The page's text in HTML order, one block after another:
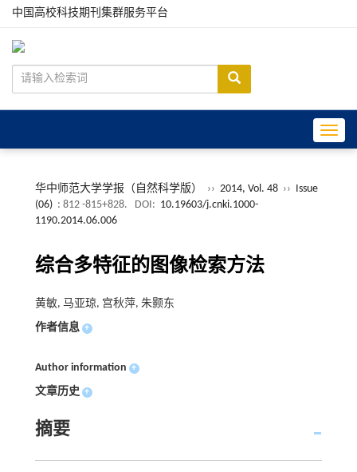
中国高校科技期刊集群服务平台
华中师范大学学报（自然科学版） ›› 2014, Vol. 48 ›› Issue
(06) : 812 -815+828. DOI: 10.19603/j.cnki.1000-
1190.2014.06.006
综合多特征的图像检索方法
黄敏, 马亚琼, 宫秋萍, 朱颢东
作者信息 +
Author information +
文章历史 +
摘要